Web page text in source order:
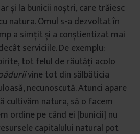
și la bunicii noștri, care trăiesc
natura. Omul s-a dezvoltat în
a simțit și a conștientizat mai
serviciile. De exemplu:
tot felul de răutăți acolo
vine tot din sălbăticia
necunoscută. Atunci apare
cultivăm natura, să o facem
ordine pe când ei [bunicii] nu
capitalului natural pot